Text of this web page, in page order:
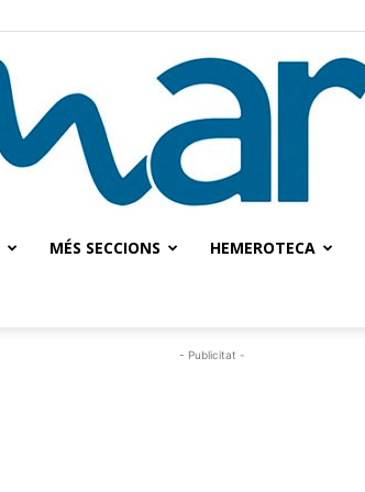
MÉS SECCIONS HEMEROTECA
- Publicitat -